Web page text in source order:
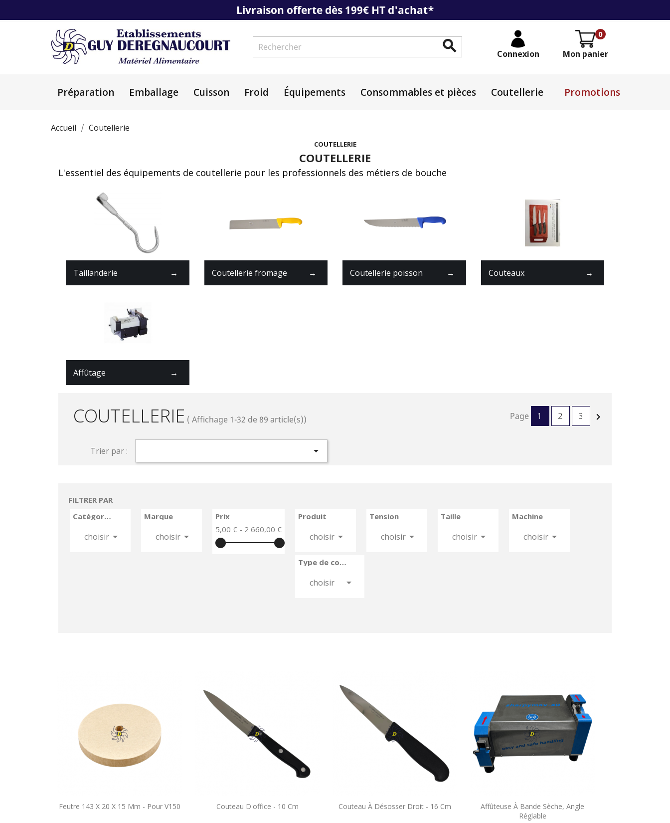
Livraison offerte dès 199€ HT d'achat*
0
Mon panier
 Connexion
Préparation Emballage Cuisson Froid Équipements Consommables et pièces Coutellerie Promotions
Accueil Coutellerie
COUTELLERIE
COUTELLERIE
L'essentiel des équipements de coutellerie pour les professionnels des métiers de bouche
Taillanderie → Coutellerie fromage → Coutellerie poisson → Couteaux →
Affûtage →
COUTELLERIE ( Affichage 1-32 de 89 article(s)) Page 1 2 3 
Trier par : 
FILTRER PAR
Catégories
choisir 
Marque
choisir 
Prix
5,00 € - 2 660,00 €
Produit
choisir 
Tension
choisir 
Taille
choisir 
Machine
choisir 
Type de couteau
choisir 
Feutre 143 X 20 X 15 Mm - Pour V150
 Aperçu rapide Couteau D'office - 10 Cm
Aperçu rapide Couteau À Désosser Droit - 16 Cm
Aperçu rapide
Affûteuse À Bande Sèche, Angle
Réglable
Aperçu rapide